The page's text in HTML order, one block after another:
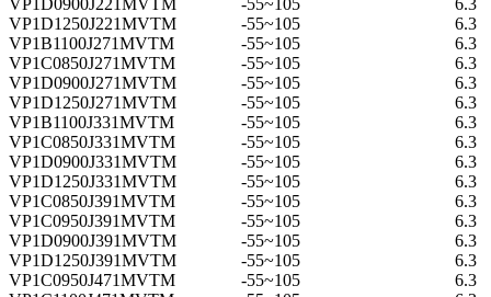
VP1D0900J221MVTM
-55~105
6.3
VP1D1250J221MVTM
-55~105
6.3
VP1B1100J271MVTM
-55~105
6.3
VP1C0850J271MVTM
-55~105
6.3
VP1D0900J271MVTM
-55~105
6.3
VP1D1250J271MVTM
-55~105
6.3
VP1B1100J331MVTM
-55~105
6.3
VP1C0850J331MVTM
-55~105
6.3
VP1D0900J331MVTM
-55~105
6.3
VP1D1250J331MVTM
-55~105
6.3
VP1C0850J391MVTM
-55~105
6.3
VP1C0950J391MVTM
-55~105
6.3
VP1D0900J391MVTM
-55~105
6.3
VP1D1250J391MVTM
-55~105
6.3
VP1C0950J471MVTM
-55~105
6.3